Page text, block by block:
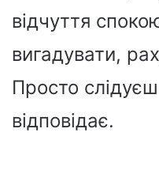
відчуття
вигадувати,
Просто слідуєш
відповідає.